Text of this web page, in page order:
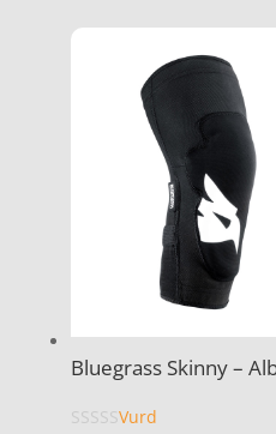
Bluegrass Skinny –
Vurd